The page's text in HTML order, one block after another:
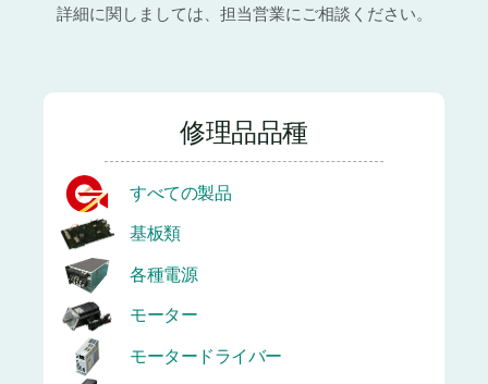
詳細に関しましては、担当営業にご相談ください。
修理品品種
すべての製品
基板類
各種電源
モーター
モータードライバー